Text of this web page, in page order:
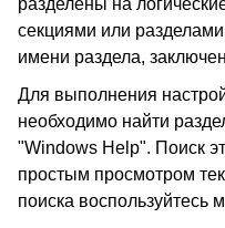
разделены на
секциями или
имени раздела,
Для выполнения
необходимо найти
"Windows Help". Поиск
простым просмотром
поиска воспользуйтесь